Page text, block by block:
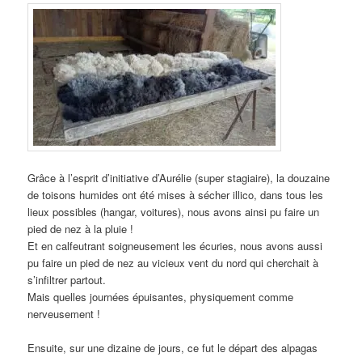
Grâce à l’esprit d’initiative d’Aurélie (super stagiaire), la douzaine
de toisons humides ont été mises à sécher illico, dans tous les
lieux possibles (hangar, voitures), nous avons ainsi pu faire un
pied de nez à la pluie !
Et en calfeutrant soigneusement les écuries, nous avons aussi
pu faire un pied de nez au vicieux vent du nord qui cherchait à
s’infiltrer partout.
Mais quelles journées épuisantes, physiquement comme
nerveusement !
Ensuite, sur une dizaine de jours, ce fut le départ des alpagas